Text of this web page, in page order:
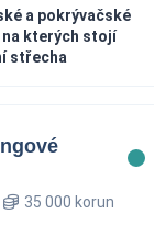
a pokrývačské
na kterých stojí
střecha
35 000 korun